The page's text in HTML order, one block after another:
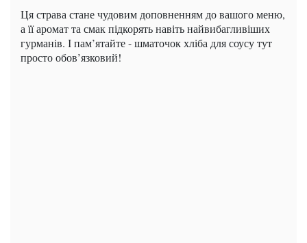
Ця страва стане чудовим доповненням до вашого меню,
а її аромат та смак підкорять навіть найвибагливіших
гурманів. І пам’ятайте - шматочок хліба для соусу тут
просто обов’язковий!